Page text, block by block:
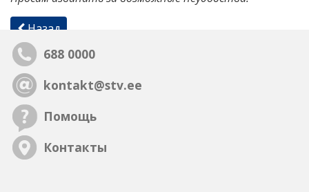
Назад
688 0000
kontakt@stv.ee
Помощь
Контакты